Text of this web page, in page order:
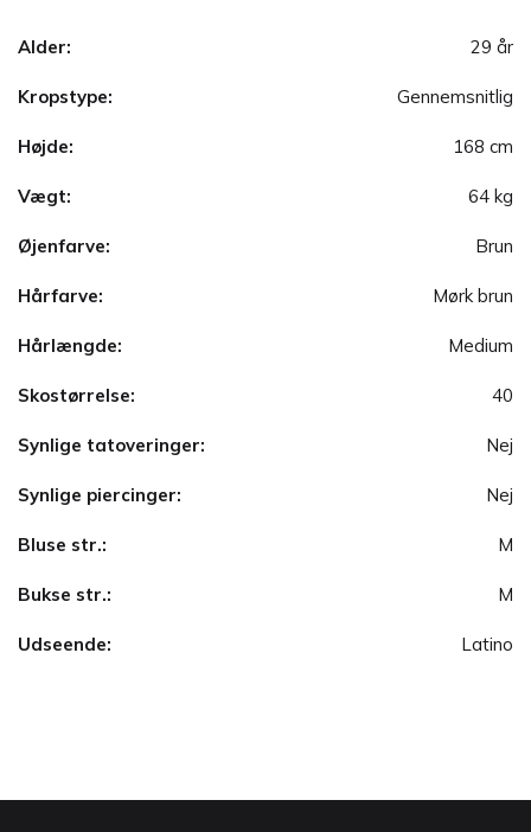
Alder: 29 år
Kropstype: Gennemsnitlig
Højde: 168 cm
Vægt: 64 kg
Øjenfarve: Brun
Hårfarve: Mørk brun
Hårlængde: Medium
Skostørrelse: 40
Synlige tatoveringer: Nej
Synlige piercinger: Nej
Bluse str.: M
Bukse str.: M
Udseende: Latino